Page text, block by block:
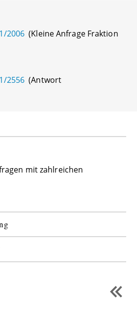
2006 (Kleine Anfrage Fraktion
2556 (Antwort
mit zahlreichen